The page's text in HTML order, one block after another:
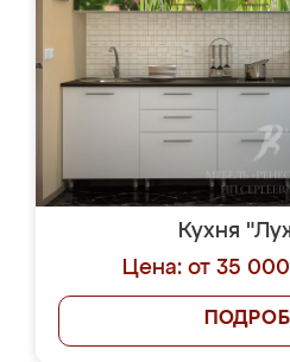
Кухня
Цена: от 35